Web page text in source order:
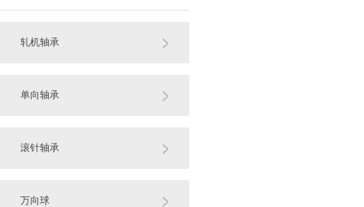
轧机轴承
单向轴承
滚针轴承
万向球